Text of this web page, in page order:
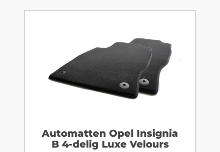
Automatten Opel Insignia
B 4-delig Luxe Velours